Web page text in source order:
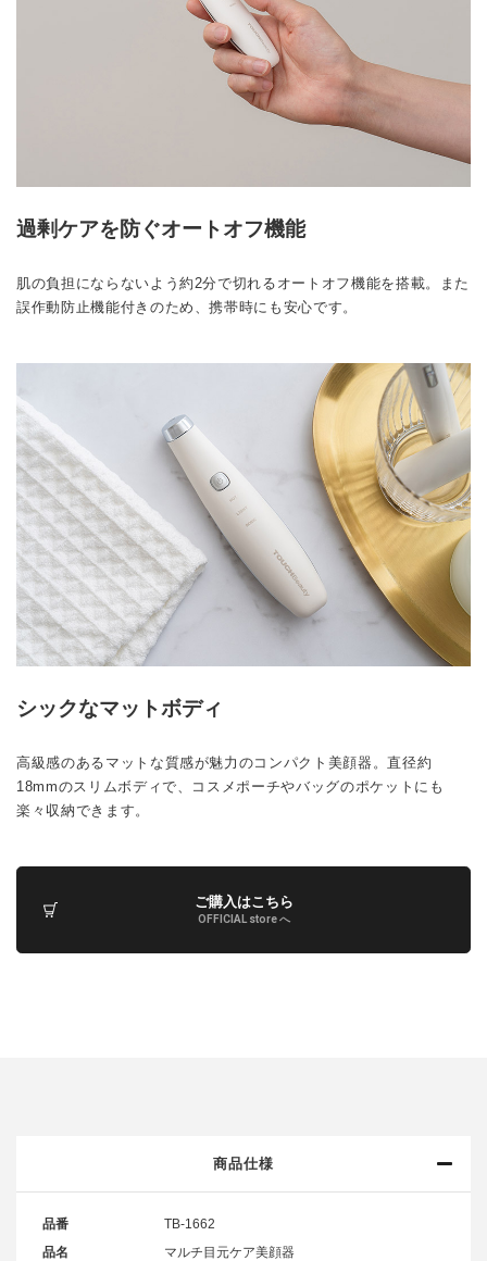
過剰ケアを防ぐオートオフ機能
肌の負担にならないよう約2分で切れるオートオフ機能を搭載。また
誤作動防止機能付きのため、携帯時にも安心です。
シックなマットボディ
高級感のあるマットな質感が魅力のコンパクト美顔器。直径約
18mmのスリムボディで、コスメポーチやバッグのポケットにも
楽々収納できます。
ご購入はこちら
OFFICIAL store へ
商品仕様
品番
TB-1662
品名
マルチ目元ケア美顔器